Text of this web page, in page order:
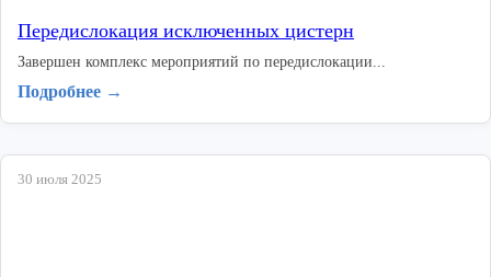
Передислокация исключенных цистерн
Завершен комплекс мероприятий по передислокации...
Подробнее →
30 июля 2025